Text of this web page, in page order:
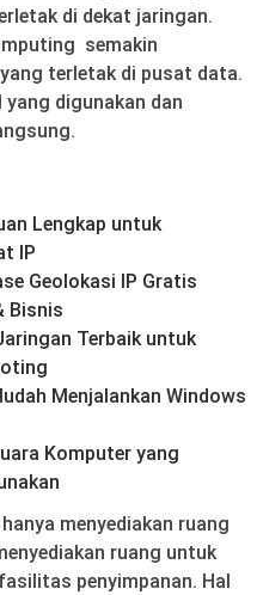
di dekat jaringan.
semakin
terletak di pusat data.
digunakan dan
Lengkap untuk
IP
Geolokasi IP Gratis
Bisnis
Terbaik untuk
Menjalankan Windows
Komputer yang
menyediakan ruang
ruang untuk
penyimpanan. Hal